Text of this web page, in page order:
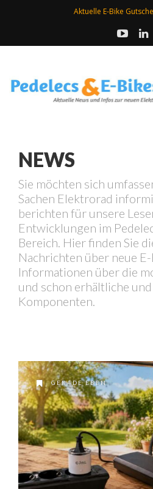
Aktuelle E-Bike
NEWS
Sie möchten sich
Sachen Elektrorad
berichten für unsere
Entwicklungen im
Bereich. Hier finden Sie
Nachrichten über neue E-
Informationen über die
und schon erhältliche
Komponenten.
GERADE EBEN